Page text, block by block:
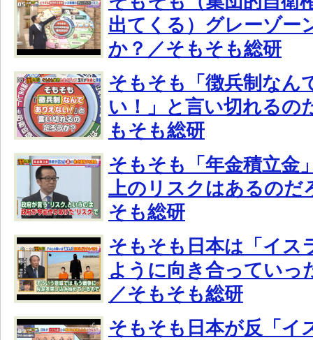
出てくる）グレーゾー
か？／そもそも総研
そもそも「徴兵制なん
い！」と言い切れるの
もそも総研
そもそも「年金積立金
上のリスクはあるのだ
そも総研
そもそも日本は「イス
ように向き合っていっ
／そもそも総研
そもそも日本が反「イ